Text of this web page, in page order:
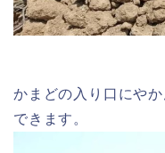
かまどの入り口にや
できます。